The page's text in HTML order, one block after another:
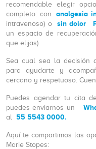
recomendable elegir
completo: con
analgesia
intravenoso) o
sin dolor
un espacio de
que elijas).
Sea cual sea la decisión
para ayudarte y
cercano y respetuoso.
Puedes agendar tu cita
puedes enviarnos un
al 55 5543 0000.
Aquí te compartimos las
Marie Stopes: